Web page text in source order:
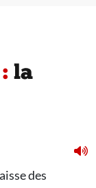
la
des